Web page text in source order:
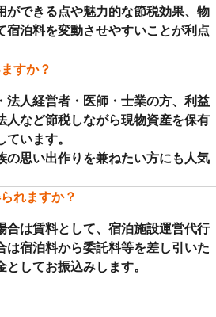
ができる点や魅力的な節税効果、物
宿泊料を変動させやすいことが利点
すか？
法人経営者・医師・士業の方、利益
人など節税しながら現物資産を保有
ています。
の思い出作りを兼ねたい方にも人気
れますか？
合は賃料として、宿泊施設運営代行
は宿泊料から委託料等を差し引いた
してお振込みします。